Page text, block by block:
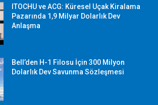
ITOCHU ve ACG: Küresel Uçak Kiralama
Pazarında 1,9 Milyar Dolarlık Dev
Anlaşma
Bell’den H-1 Filosu İçin 300 Milyon
Dolarlık Dev Savunma Sözleşmesi